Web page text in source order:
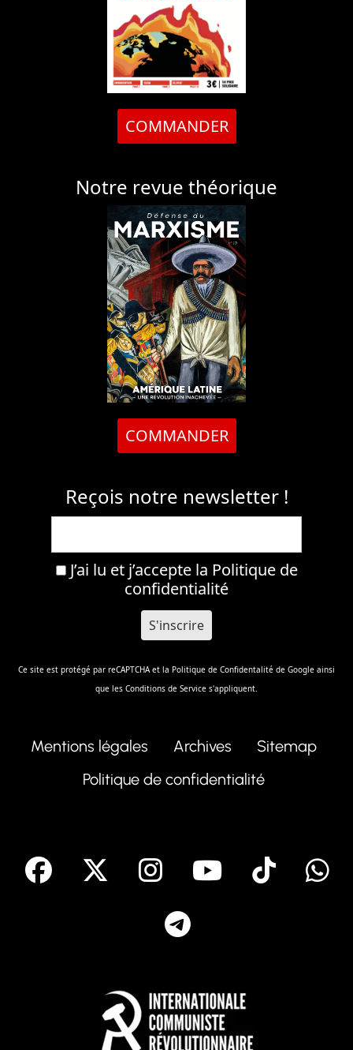
COMMANDER
Notre revue théorique
COMMANDER
Reçois notre newsletter !
J’ai lu et j’accepte la Politique de
confidentialité
Ce site est protégé par reCAPTCHA et la Politique de Confidentalité de Google ainsi
que les Conditions de Service s'appliquent.
Mentions légales Archives
Sitemap
Politique de confidentialité
facebook Instagram
Youtube
Tik